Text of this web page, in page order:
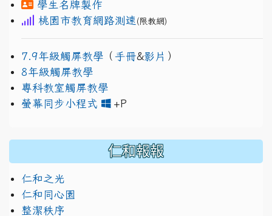
學生名牌製作
桃園市教育網路測速 (限教網)
7.9年級觸屏教學 （ 手冊&影片 ）
8年級觸屏教學
專科教室觸屏教學
螢幕同步小程式
+P
仁和報報
仁和之光
仁和同心園
整潔秩序